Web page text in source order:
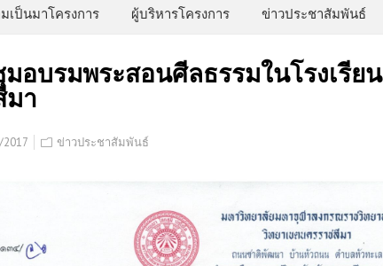
เป็นมาโครงการ ผู้บริหารโครงการ ข่าวประชาสัมพันธ์
อบรมพระสอนศีลธรรมในโรงเรียน
มา
ข่าวประชาสัมพันธ์